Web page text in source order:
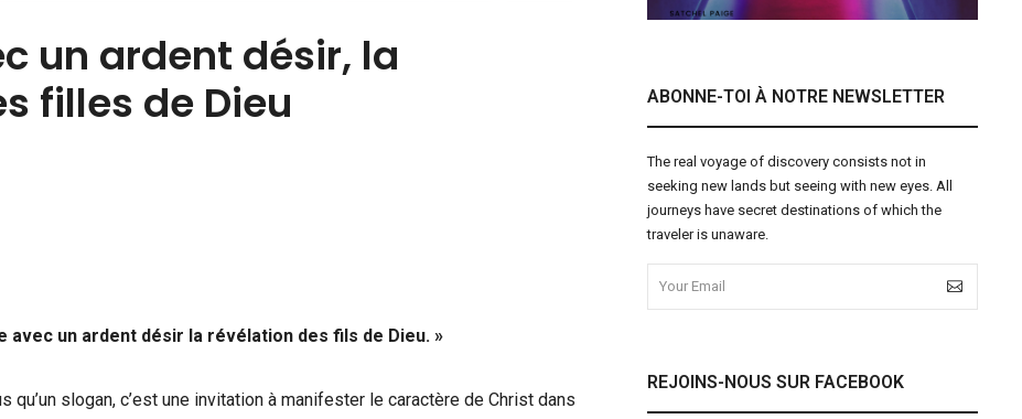
un ardent désir, la
filles de Dieu
avec un ardent désir la révélation des fils de Dieu. »
slogan, c’est une invitation à manifester le caractère de Christ dans
ABONNE-TOI À NOTRE NEWSLETTER
The real voyage of discovery consists not in
seeking new lands but seeing with new eyes. All
journeys have secret destinations of which the
traveler is unaware.
REJOINS-NOUS SUR FACEBOOK